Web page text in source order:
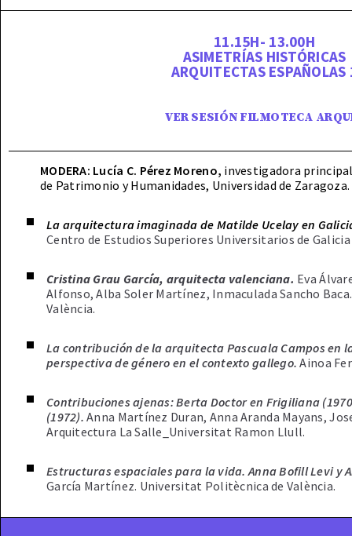
11.15H- 13.00H
ASIMETRÍAS HISTÓRICAS
ARQUITECTAS ESPAÑOLAS
VER SESIÓN FILMOTECA
MODERA: Lucía C. Pérez Moreno, investigadora
de Patrimonio y Humanidades, Universidad de Zaragoza.
La arquitectura imaginada de Matilde Ucelay en
Centro de Estudios Superiores Universitarios de Galicia
Cristina Grau García, arquitecta valenciana. Eva
Alfonso, Alba Soler Martínez, Inmaculada Sancho
València.
La contribución de la arquitecta Pascuala Campos en
perspectiva de género en el contexto gallego.Ainoa
Contribuciones ajenas: Berta Doctor en Frigiliana
(1972).Anna Martínez Duran, Anna Aranda Mayans,
Arquitectura La Salle_Universitat Ramon Llull.
Estructuras espaciales para la vida. Anna Bofill Levi y
García Martínez. Universitat Politècnica de València.